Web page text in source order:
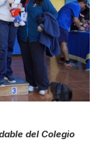
del Colegio